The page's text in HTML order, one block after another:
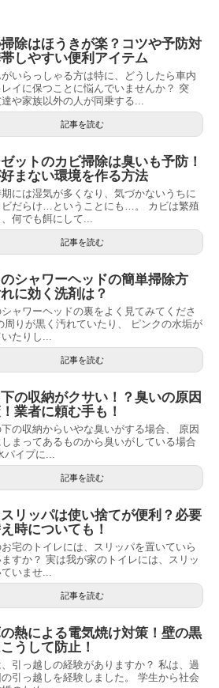
除はほうきが楽？コツや予防対
しやすい便利アイテム
いらっしゃる方は特に、どうしたら車内
イに保つことに悩んでいませんか？ 突
や家族以外の人が同乗する...
記事を読む
ットのカビ掃除は臭いも予防！
まない環境を作る方法
には湿気が多くなり、気づかないうちに
ビだらけ…ということにも…。 カビは繁殖
何でも餌にして...
記事を読む
シャワーヘッドの簡単掃除方
に効く洗剤は？
ャワーヘッドの裏をよく見てみてくださ
周りが黒く汚れていたり、 ピンクの水垢が
たりし...
記事を読む
の収納がクサい！？臭いの原因
業者に頼む手も！
の収納からいやな臭いがする場合、 原因
まってあるものから臭いがしている場合
パイプに...
記事を読む
スリッパは使い捨てが便利？必要
時についても！
宅のトイレには、スリッパを置いていら
ますか？ 実は我が家のトイレには、スリッ
いませ...
記事を読む
熱による電気焼け対策！壁の黒
うして防止！
引っ越しの経験がありますか？ 私は、過
引っ越しを経験しました。 学生から社会